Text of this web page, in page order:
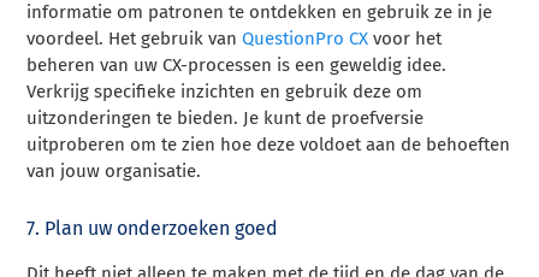
informatie om patronen te ontdekken en gebruik ze in je
voordeel. Het gebruik vanQuestionPro CX voor het
beheren van uw CX-processen is een geweldig idee.
Verkrijg specifieke inzichten en gebruik deze om
uitzonderingen te bieden. Je kunt de proefversie
uitproberen om te zien hoe deze voldoet aan de behoeften
van jouw organisatie.
7. Plan uw onderzoeken goed